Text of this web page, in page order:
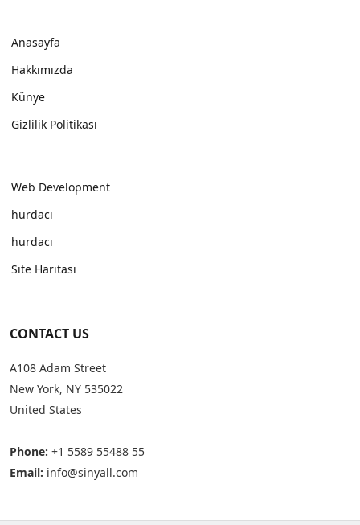
Anasayfa
Hakkımızda
Künye
Gizlilik Politikası
Web Development
hurdacı
hurdacı
Site Haritası
CONTACT US
A108 Adam Street
New York, NY 535022
United States
Phone: +1 5589 55488 55
Email: info@sinyall.com